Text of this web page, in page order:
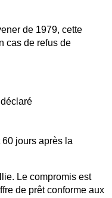
de 1979, cette
cas de refus de
jours après la
Le compromis est
de prêt conforme aux